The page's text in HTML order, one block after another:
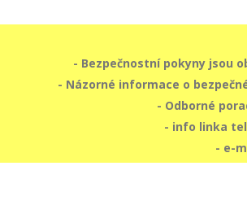
- Bezpečnostní pokyny jsou
- Názorné informace o
- Odborné
- info linka tel:
- e-